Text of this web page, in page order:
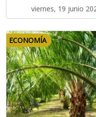
viernes, 19 junio
ECONOMÍA